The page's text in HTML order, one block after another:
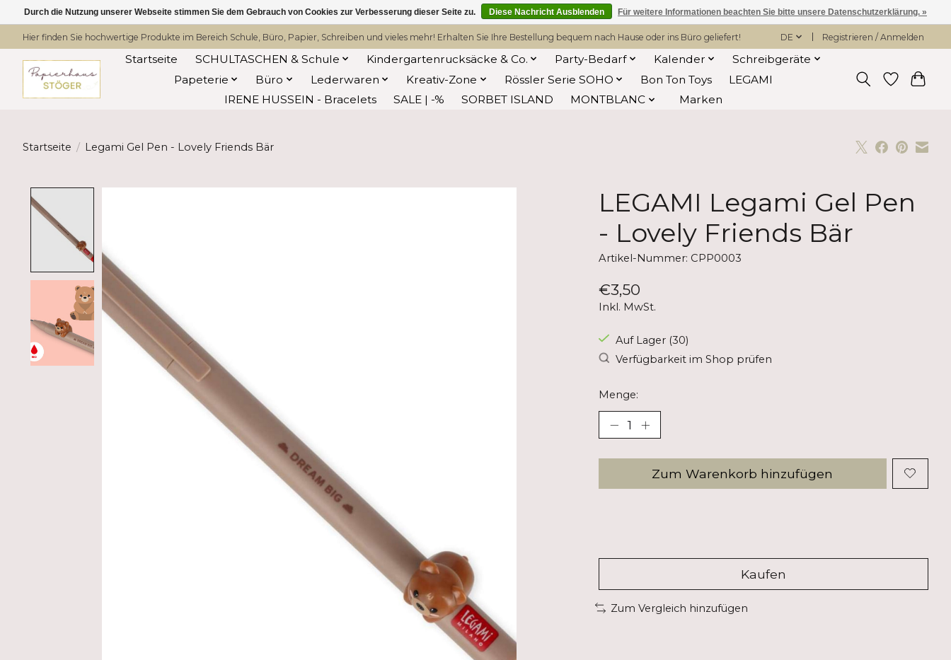
Hier finden Sie hochwertige Produkte im Bereich Schule, Büro, Papier, Schreiben und vieles mehr! Erhalten Sie Ihre Bestellung bequem nach Hause oder ins Büro geliefert! DE Registrieren / Anmelden
Startseite SCHULTASCHEN & Schule Kindergartenrucksäcke & Co. Party-Bedarf Kalender
Schreibgeräte
Papeterie
Büro Lederwaren Kreativ-Zone Rössler Serie SOHO Bon Ton Toys
LEGAMI
IRENE HUSSEIN - Bracelets
SALE | -% SORBET ISLAND MONTBLANC Marken
Startseite / Legami Gel Pen - Lovely Friends Bär
LEGAMI Legami Gel Pen
- Lovely Friends Bär
Artikel-Nummer: CPP0003
€3,50
Inkl. MwSt.
Auf Lager (30)
Verfügbarkeit im Shop prüfen
Menge:
Zum Warenkorb hinzufügen
Kaufen
Zum Vergleich hinzufügen
Durch die Nutzung unserer Webseite stimmen Sie dem Gebrauch von Cookies zur Verbesserung dieser Seite zu. Diese Nachricht Ausblenden Für weitere Informationen beachten Sie bitte unsere Datenschutzerklärung. »